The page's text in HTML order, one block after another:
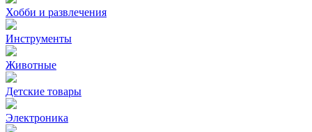
Хобби и развлечения
Инструменты
Животные
Детские товары
Электроника